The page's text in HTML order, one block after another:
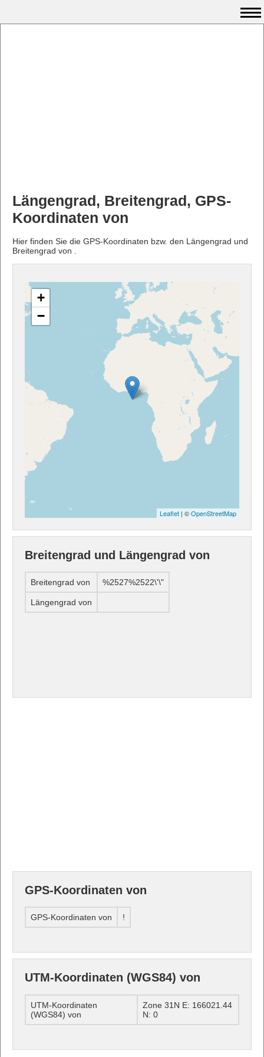
Längengrad, Breitengrad, GPS-
Koordinaten von
Hier finden Sie die GPS-Koordinaten bzw. den Längengrad und
Breitengrad von .
+
−
Leaflet | ©OpenStreetMap
Breitengrad und Längengrad von
Breitengrad von %2527%2522\'\"
Längengrad von
GPS-Koordinaten von
GPS-Koordinaten von !
UTM-Koordinaten (WGS84) von
UTM-Koordinaten
(WGS84) von
Zone 31N E: 166021.44
N: 0